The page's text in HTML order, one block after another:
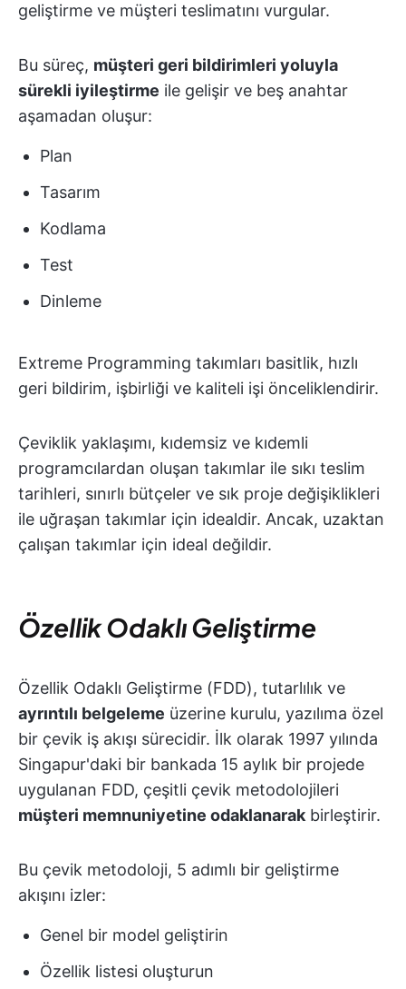
geliştirme ve müşteri teslimatını vurgular.
Bu süreç, müşteri geri bildirimleri yoluyla
sürekli iyileştirme ile gelişir ve beş anahtar
aşamadan oluşur:
Plan
Tasarım
Kodlama
Test
Dinleme
Extreme Programming takımları basitlik, hızlı
geri bildirim, işbirliği ve kaliteli işi önceliklendirir.
Çeviklik yaklaşımı, kıdemsiz ve kıdemli
programcılardan oluşan takımlar ile sıkı teslim
tarihleri, sınırlı bütçeler ve sık proje değişiklikleri
ile uğraşan takımlar için idealdir. Ancak, uzaktan
çalışan takımlar için ideal değildir.
Özellik Odaklı Geliştirme
Özellik Odaklı Geliştirme (FDD), tutarlılık ve
ayrıntılı belgeleme üzerine kurulu, yazılıma özel
bir çevik iş akışı sürecidir. İlk olarak 1997 yılında
Singapur'daki bir bankada 15 aylık bir projede
uygulanan FDD, çeşitli çevik metodolojileri
müşteri memnuniyetine odaklanarak birleştirir.
Bu çevik metodoloji, 5 adımlı bir geliştirme
akışını izler:
Genel bir model geliştirin
Özellik listesi oluşturun